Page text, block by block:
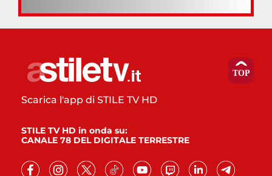
Scarica l'app di STILE TV HD
STILE TV HD in onda su:
CANALE 78 DEL DIGITALE TERRESTRE